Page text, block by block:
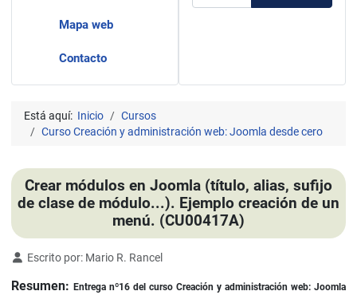
Mapa web
Contacto
Está aquí: Inicio
Cursos
Curso Creación y administración web: Joomla desde cero
Crear módulos en Joomla (título, alias, sufijo
de clase de módulo...). Ejemplo creación de un
menú. (CU00417A)
Detalles
Escrito por: Mario R. Rancel
Resumen: Entrega nº16 del curso Creación y administración web: Joomla